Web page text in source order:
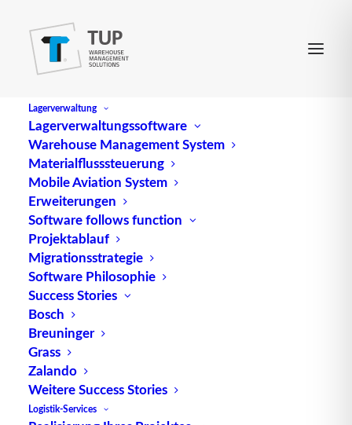
Lagerverwaltung
Lagerverwaltungssoftware
Warehouse Management System
Materialflusssteuerung
Mobile Aviation System
Erweiterungen
Software follows function
Projektablauf
Migrationsstrategie
Software Philosophie
Success Stories
Bosch
Breuninger
Grass
Zalando
Weitere Success Stories
Logistik-Services
Produktionswirtschaft
Produktionswirtschaft ist laut Betriebswirt Werner
Kern eine betriebliche Leistungserstellung.
„Produktion ist jede Art innerbetrieblicher